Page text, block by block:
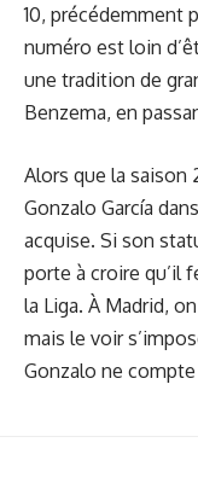
10, précédemment
numéro est loin
une tradition de
Benzema, en
Alors que la saison
Gonzalo García
acquise. Si son
porte à croire qu’il
la Liga. À Madrid,
mais le voir
Gonzalo ne compte